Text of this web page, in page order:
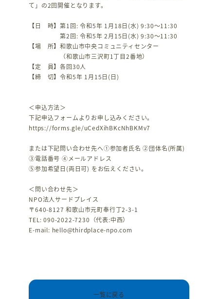
て」の2回開催となります。
【日 時】第1回: 令和5年 1月18日(水) 9:30～11:30
第2回: 令和5年 2月15日(水) 9:30～11:30
【場 所】和歌山市中央コミュニティセンター
（和歌山市三沢町1丁目2番地）
【定 員】各回30人
【締 切】令和5年 1月15日(日)
＜申込方法＞
下記申込フォームよりお申し込みください。
https://forms.gle/uCedXihBKcNhBKMv7
または下記問い合わせ先へ①参加者氏名 ②団体名(所属)
③電話番号 ④メールアドレス
⑤参加希望日(両日可) をお伝えください。
＜問い合わせ先＞
NPO法人サードプレイス
〒640-8127 和歌山市元町奉行丁2-3-1
TEL: 090-2022-7230（代表:中西）
E-mail: hello@thirdplace-npo.com
一覧に戻る